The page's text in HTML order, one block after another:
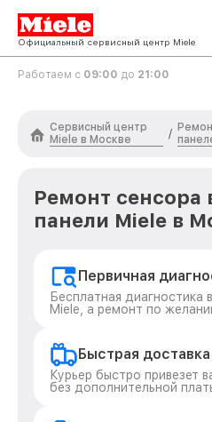
Официальный сервисный центр Miele
Работаем с 09:00 до 21:00
Сервисный центр
Miele в Москве
/
Ремонт сенсора
панели Miele в
Первичная
Бесплатная диагностика
Miele, а ремонт по
Быстрая
Курьер быстро привезет
без дополнительной